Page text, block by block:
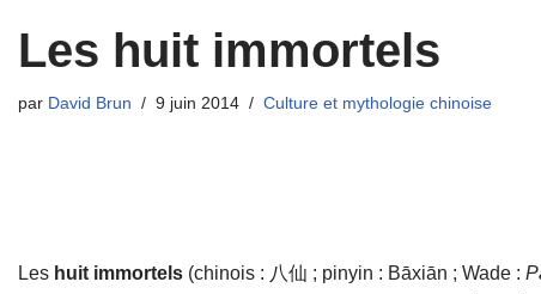
Les huit immortels
par David Brun 9 juin 2014 Culture et mythologie chinoise
Les huit immortels (chinois : 八仙 ; pinyin : Bāxiān ; Wade :